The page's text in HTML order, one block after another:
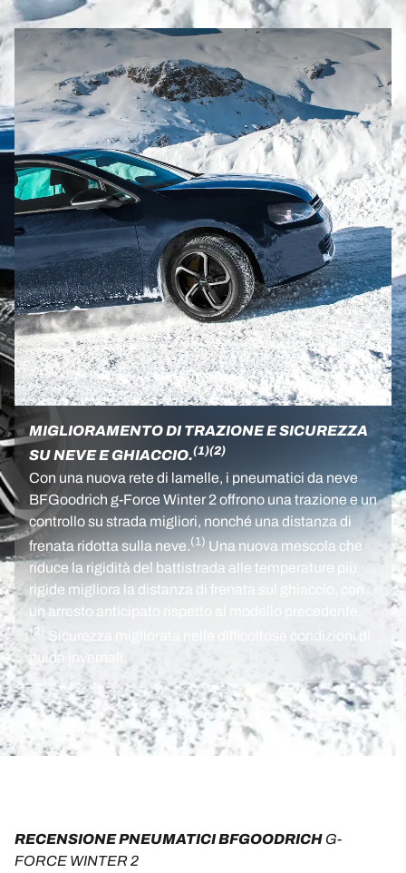
MIGLIORAMENTO DI TRAZIONE E SICUREZZA
SU NEVE E GHIACCIO.(1)(2)
Con una nuova rete di lamelle, i pneumatici da neve
BFGoodrich g-Force Winter 2 offrono una trazione e un
controllo su strada migliori, nonché una distanza di
frenata ridotta sulla neve.(1) Una nuova mescola che
riduce la rigidità del battistrada alle temperature più
rigide migliora la distanza di frenata sul ghiaccio, con
un arresto anticipato rispetto al modello precedente.
(2)
Sicurezza migliorata nelle difficoltose condizioni di
guida invernali.
RECENSIONE PNEUMATICI BFGOODRICH G-
FORCE WINTER 2